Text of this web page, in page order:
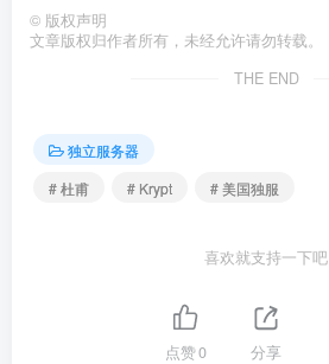
© 版权声明
文章版权归作者所有，未经允许请勿转载。
THE END
独立服务器
# 杜甫
# Krypt # 美国独服
喜欢就支持一下吧
点赞0 分享